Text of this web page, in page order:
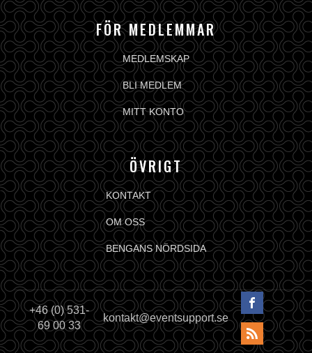
FÖR MEDLEMMAR
MEDLEMSKAP
BLI MEDLEM
MITT KONTO
ÖVRIGT
KONTAKT
OM OSS
BENGANS NÖRDSIDA
+46 (0) 531-
69 00 33
kontakt@eventsupport.se